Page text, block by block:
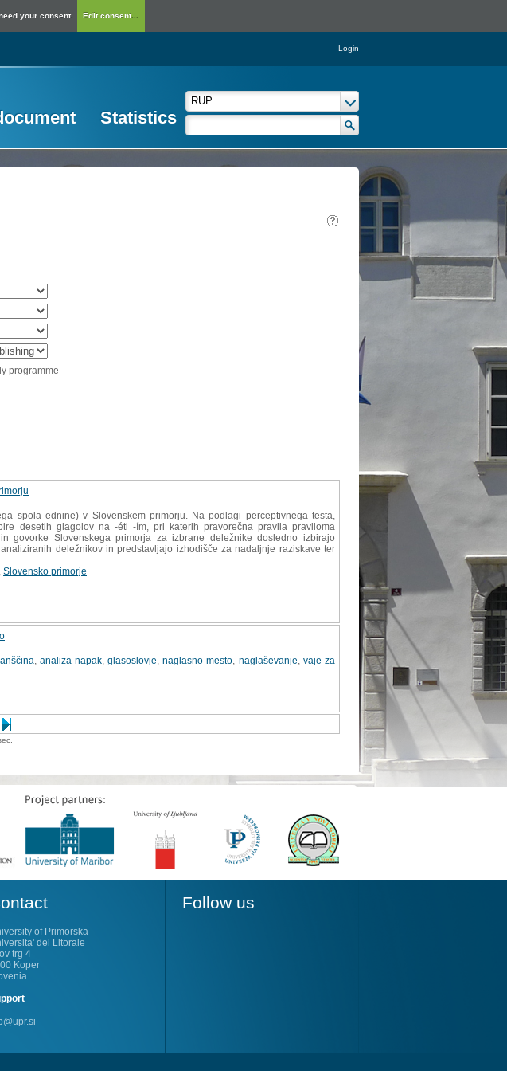
your consent. Edit consent...
Login
Statistics
programme
spola ednine) v Slovenskem primorju. Na podlagi perceptivnega testa,
desetih glagolov na -éti -ím, pri katerih pravorečna pravila pravi­loma
govorke Slo­venskega primorja za izbrane deležnike dosledno izbirajo
deležnikov in predstavljajo izhodišče za nadaljnje raziskave ter
Slovensko primorje
analiza napak,glasoslovje ,naglasno mesto naglaševanje vaje za
of Primorska
del Litorale
trg 4
Koper
Follow us